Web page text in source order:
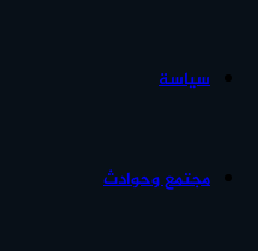
سياسة
مجتمع وحوادث